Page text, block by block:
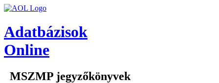
Adatbázisok
Online
MSZMP jegyzőkönyvek